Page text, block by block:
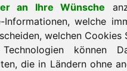
an Ihre Wünsche
Informationen, welche
welchen Cookies
können
die in Ländern ohne
zur Startseite
Heilmann · Frankcom IT